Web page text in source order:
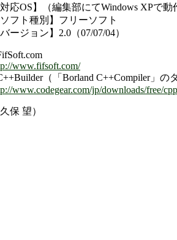
対応OS】（編集部にてWindows XPで動
ソフト種別】フリーソフト
バージョン】2.0（07/07/04）
www.fifsoft.com/
（「Borland C++Compiler」の
www.codegear.com/jp/downloads/free/
久保 望）